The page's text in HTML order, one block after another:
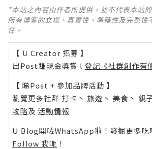
*本站之內容由作者所提供，並不代表本站
所有博客的立場、真實性、準確性及完整性
任。
【 U Creator 招募 】
出Post賺現金獎賞 l 登記《社群創作有
【 睇Post + 參加品牌活動 】
瀏覽更多社群 打卡 丶 旅遊 丶 美食 丶 親
攻略及 活動情報
U Blog開咗WhatsApp啦！發掘更多吃
Follow 我哋 ！